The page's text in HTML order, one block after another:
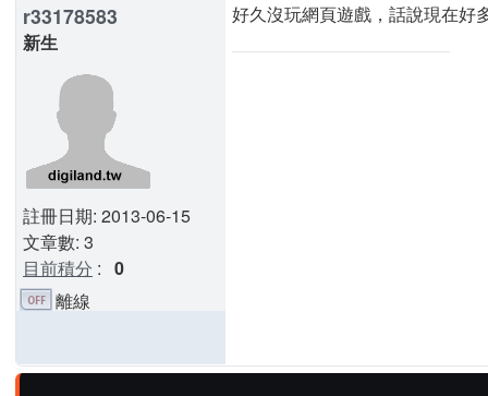
r33178583
新生
註冊日期: 2013-06-15
文章數: 3
目前積分 : 0
好久沒玩網頁遊戲，話說現在好
離線